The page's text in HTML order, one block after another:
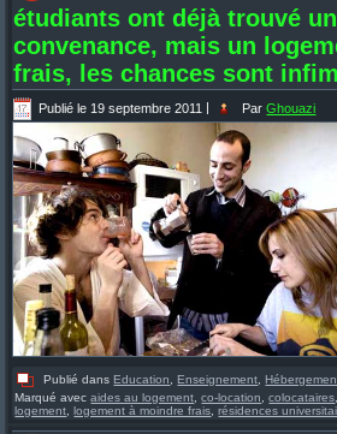
étudiants ont déjà trouvé
convenance, mais un
frais, les chances sont
Publié le 19 septembre 2011 Par Ghouazi
Publié dans Education Enseignement
Marqué avec aides au logement ,co-location ,colocataires
logement ,logement à moindre frais ,résidences